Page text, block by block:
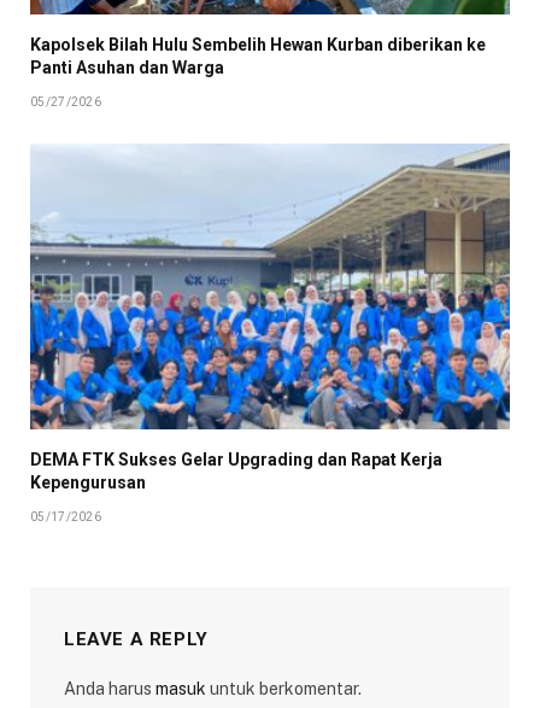
Kapolsek Bilah Hulu Sembelih Hewan Kurban diberikan ke
Panti Asuhan dan Warga
05/27/2026
DEMA FTK Sukses Gelar Upgrading dan Rapat Kerja
Kepengurusan
05/17/2026
LEAVE A REPLY
Anda harus masuk untuk berkomentar.